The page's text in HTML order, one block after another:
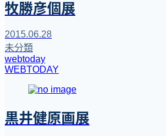
牧勝彦個展
2015.06.28
未分類
webtoday
WEBTODAY
黒井健原画展